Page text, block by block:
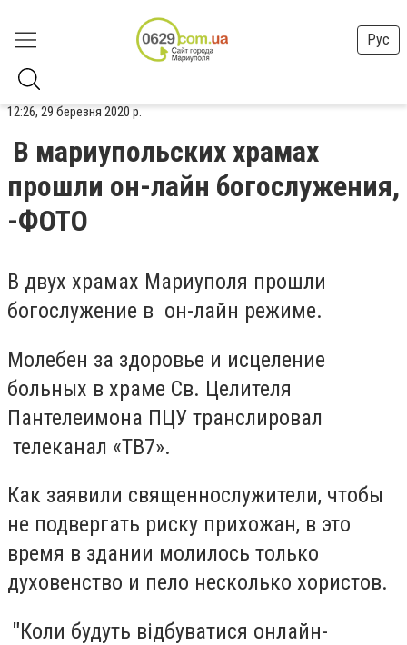
Рус
12:26, 29 березня 2020 р.
В мариупольских храмах
прошли он-лайн богослужения,
-ФОТО
В двух храмах Мариуполя прошли
богослужение в он-лайн режиме.
Молебен за здоровье и исцеление
больных в храме Св. Целителя
Пантелеимона ПЦУ транслировал
телеканал «ТВ7».
Как заявили священнослужители, чтобы
не подвергать риску прихожан, в это
время в здании молилось только
духовенство и пело несколько хористов.
"Коли будуть відбуватися онлайн-